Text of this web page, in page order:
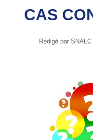
CAS
Rédigé par